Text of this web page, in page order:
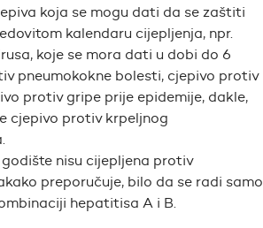
koja se mogu dati da se zaštiti
kalendaru cijepljenja, npr.
koje se mora dati u dobi do 6
pneumokokne bolesti, cjepivo protiv
protiv gripe prije epidemije, dakle,
cjepivo protiv krpeljnog
nisu cijepljena protiv
preporučuje, bilo da se radi samo
hepatitisa A i B.